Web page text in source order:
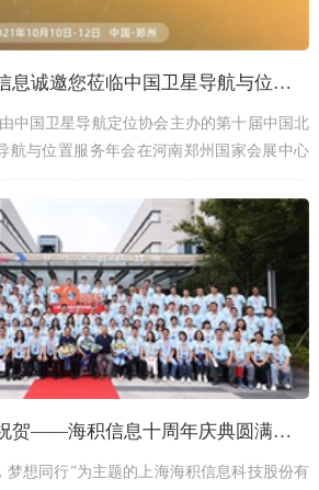
【展会·预告】海积信息诚邀您莅临中国卫星导航与位置服务第十届年会
中国卫星导航定位协会主办的第十届中国北
航与位置服务年会在河南郑州国家会展中心
临指导！
【海积·时讯】热烈祝贺——海积信息十周年庆典圆满落幕
梦想同行”为主题的上海海积信息科技股份有